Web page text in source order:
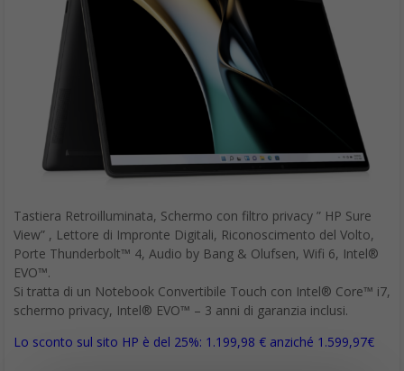
Tastiera Retroilluminata, Schermo con filtro privacy ” HP Sure
View” , Lettore di Impronte Digitali, Riconoscimento del Volto,
Porte Thunderbolt™ 4, Audio by Bang & Olufsen, Wifi 6, Intel®
EVO™.
Si tratta di un Notebook Convertibile Touch con Intel® Core™ i7,
schermo privacy, Intel® EVO™ – 3 anni di garanzia inclusi.
Lo sconto sul sito HP è del 25%: 1.199,98 € anziché 1.599,97€